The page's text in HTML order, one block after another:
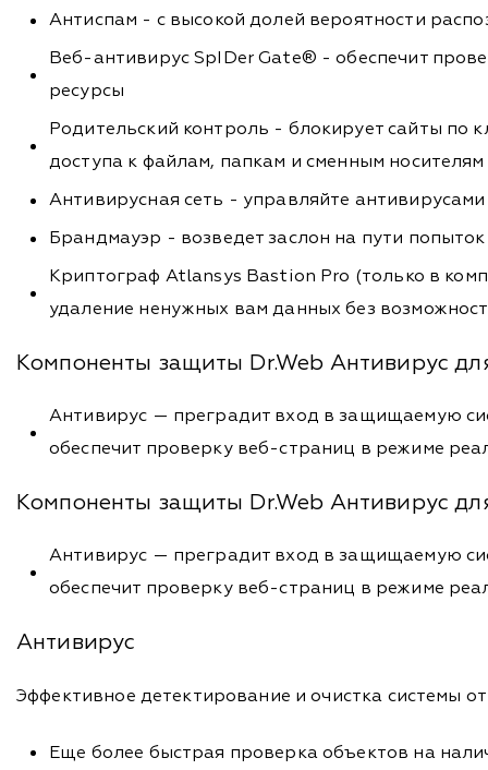
Антиспам - с высокой долей вероятности
Веб-антивирус SpIDer Gate® - обеспечит
ресурсы
Родительский контроль - блокирует сайты по
доступа к файлам, папкам и сменным
Антивирусная сеть - управляйте
Брандмауэр - возведет заслон на пути
Криптограф Atlansys Bastion Pro (только в
удаление ненужных вам данных без
Компоненты защиты Dr.Web Антивирус
Антивирус — преградит вход в защищаемую
обеспечит проверку веб-страниц в режиме
Компоненты защиты Dr.Web Антивирус
Антивирус — преградит вход в защищаемую
обеспечит проверку веб-страниц в режиме
Антивирус
Эффективное детектирование и очистка системы
Еще более быстрая проверка объектов на